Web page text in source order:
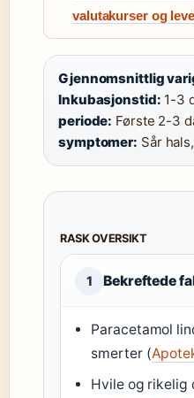
valutakurser og
Gjennomsnittlig
Inkubasjonstid: 1-3
periode: Første 2-3
symptomer: Sår
RASK OVERSIKT
1 Bekreftede
Paracetamol
smerter (
Hvile og rikelig